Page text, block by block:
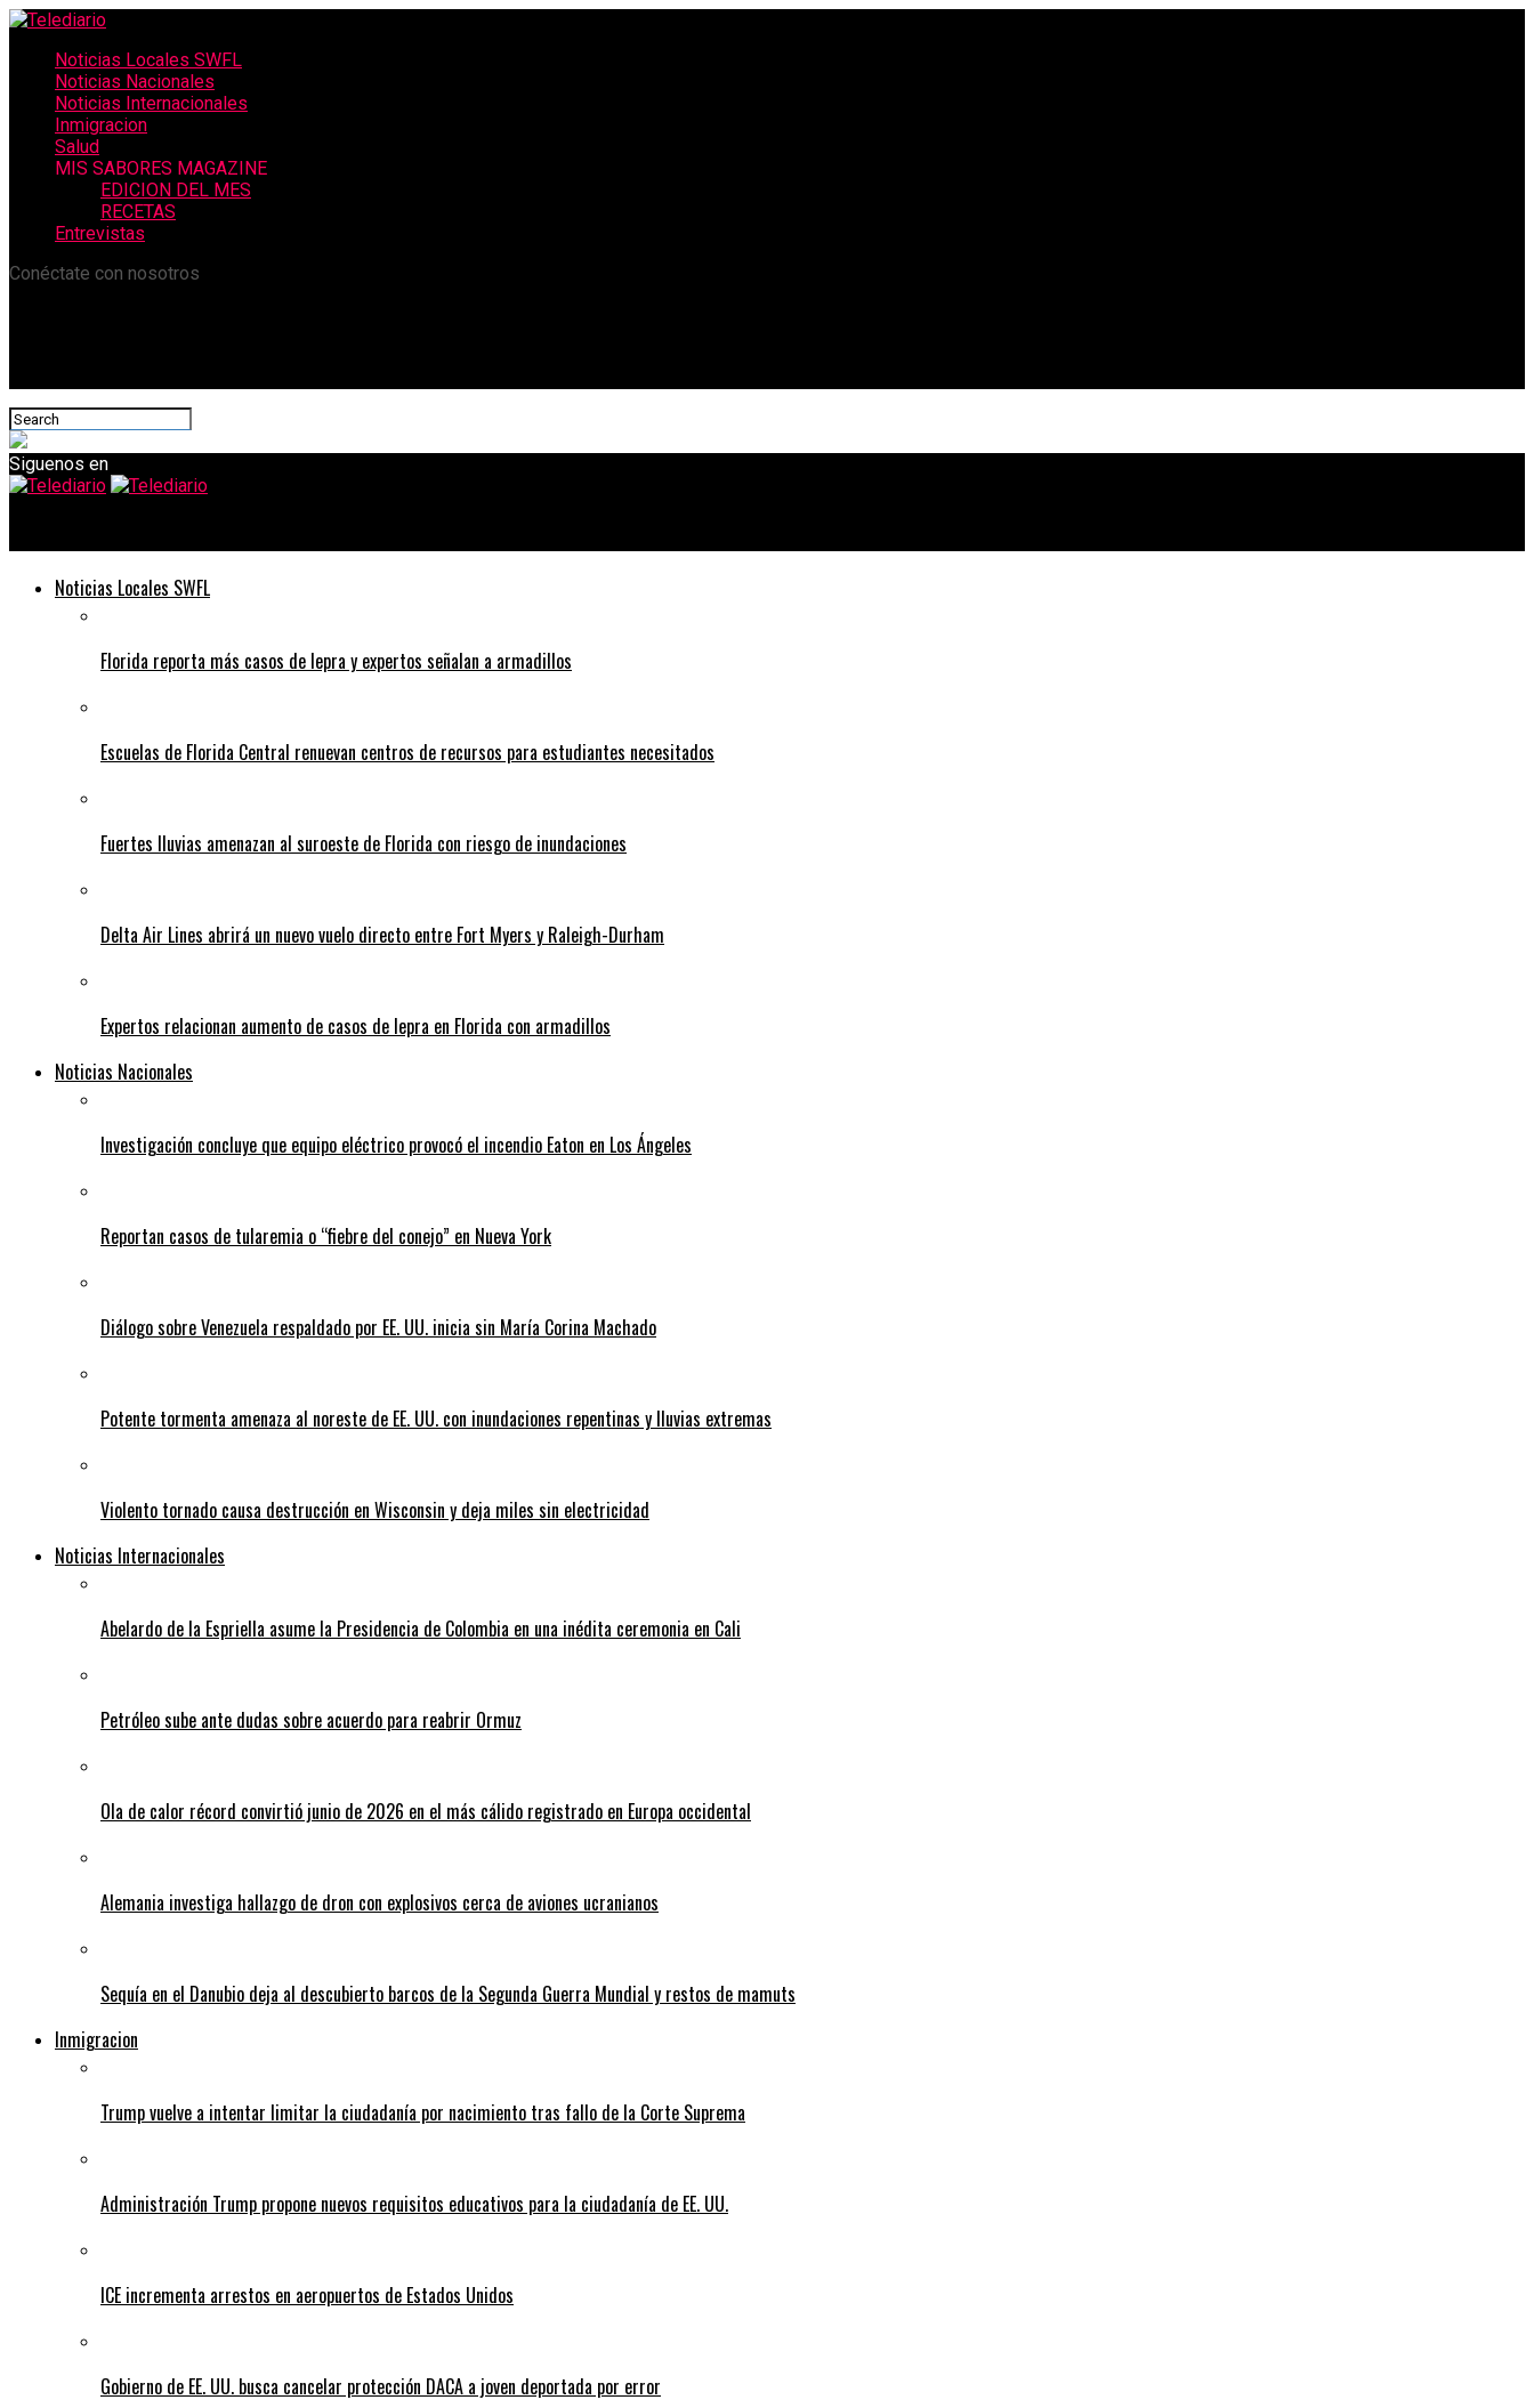
Noticias Locales SWFL
Noticias Nacionales
Noticias Internacionales
Inmigracion
Salud
MIS SABORES MAGAZINE
EDICION DEL MES
RECETAS
Entrevistas
Conéctate con nosotros
Siguenos en
Noticias Locales SWFL
Florida reporta más casos de lepra y expertos señalan a armadillos
Escuelas de Florida Central renuevan centros de recursos para estudiantes necesitados
Fuertes lluvias amenazan al suroeste de Florida con riesgo de inundaciones
Delta Air Lines abrirá un nuevo vuelo directo entre Fort Myers y Raleigh-Durham
Expertos relacionan aumento de casos de lepra en Florida con armadillos
Noticias Nacionales
Investigación concluye que equipo eléctrico provocó el incendio Eaton en Los Ángeles
Reportan casos de tularemia o “fiebre del conejo” en Nueva York
Diálogo sobre Venezuela respaldado por EE. UU. inicia sin María Corina Machado
Potente tormenta amenaza al noreste de EE. UU. con inundaciones repentinas y lluvias extremas
Violento tornado causa destrucción en Wisconsin y deja miles sin electricidad
Noticias Internacionales
Abelardo de la Espriella asume la Presidencia de Colombia en una inédita ceremonia en Cali
Petróleo sube ante dudas sobre acuerdo para reabrir Ormuz
Ola de calor récord convirtió junio de 2026 en el más cálido registrado en Europa occidental
Alemania investiga hallazgo de dron con explosivos cerca de aviones ucranianos
Sequía en el Danubio deja al descubierto barcos de la Segunda Guerra Mundial y restos de mamuts
Inmigracion
Trump vuelve a intentar limitar la ciudadanía por nacimiento tras fallo de la Corte Suprema
Administración Trump propone nuevos requisitos educativos para la ciudadanía de EE. UU.
ICE incrementa arrestos en aeropuertos de Estados Unidos
Gobierno de EE. UU. busca cancelar protección DACA a joven deportada por error